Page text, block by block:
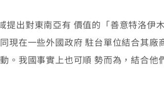
出對東南亞有 價值的「善意特洛伊
現在一些外國政府 駐台單位結合其
。我國事實上也可順 勢而為，結合